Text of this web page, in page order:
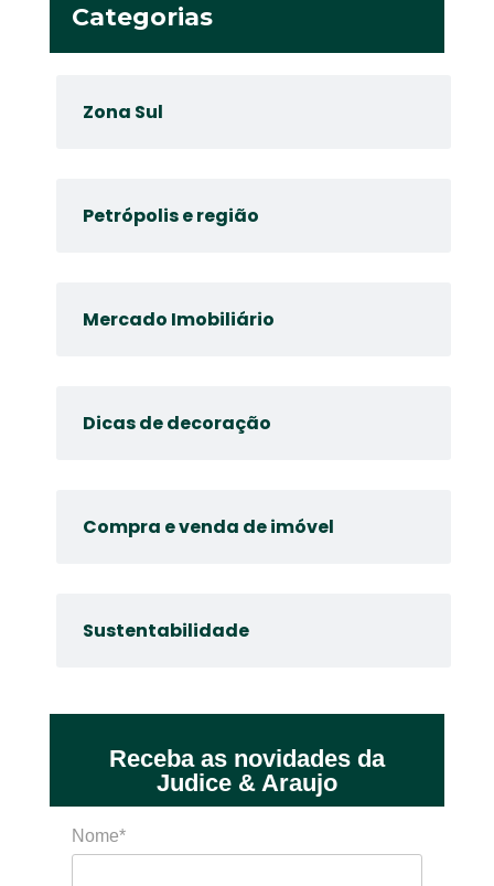
Categorias
Zona Sul
Petrópolis e região
Mercado Imobiliário
Dicas de decoração
Compra e venda de imóvel
Sustentabilidade
Receba as novidades da
Judice & Araujo
Nome*